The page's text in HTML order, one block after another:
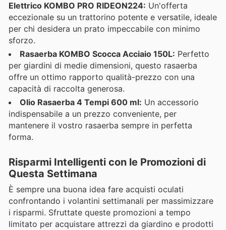
Elettrico KOMBO PRO RIDEON224: Un'offerta
eccezionale su un trattorino potente e versatile, ideale
per chi desidera un prato impeccabile con minimo
sforzo.
Rasaerba KOMBO Scocca Acciaio 150L: Perfetto
per giardini di medie dimensioni, questo rasaerba
offre un ottimo rapporto qualità-prezzo con una
capacità di raccolta generosa.
Olio Rasaerba 4 Tempi 600 ml: Un accessorio
indispensabile a un prezzo conveniente, per
mantenere il vostro rasaerba sempre in perfetta
forma.
Risparmi Intelligenti con le Promozioni di
Questa Settimana
È sempre una buona idea fare acquisti oculati
confrontando i volantini settimanali per massimizzare
i risparmi. Sfruttate queste promozioni a tempo
limitato per acquistare attrezzi da giardino e prodotti